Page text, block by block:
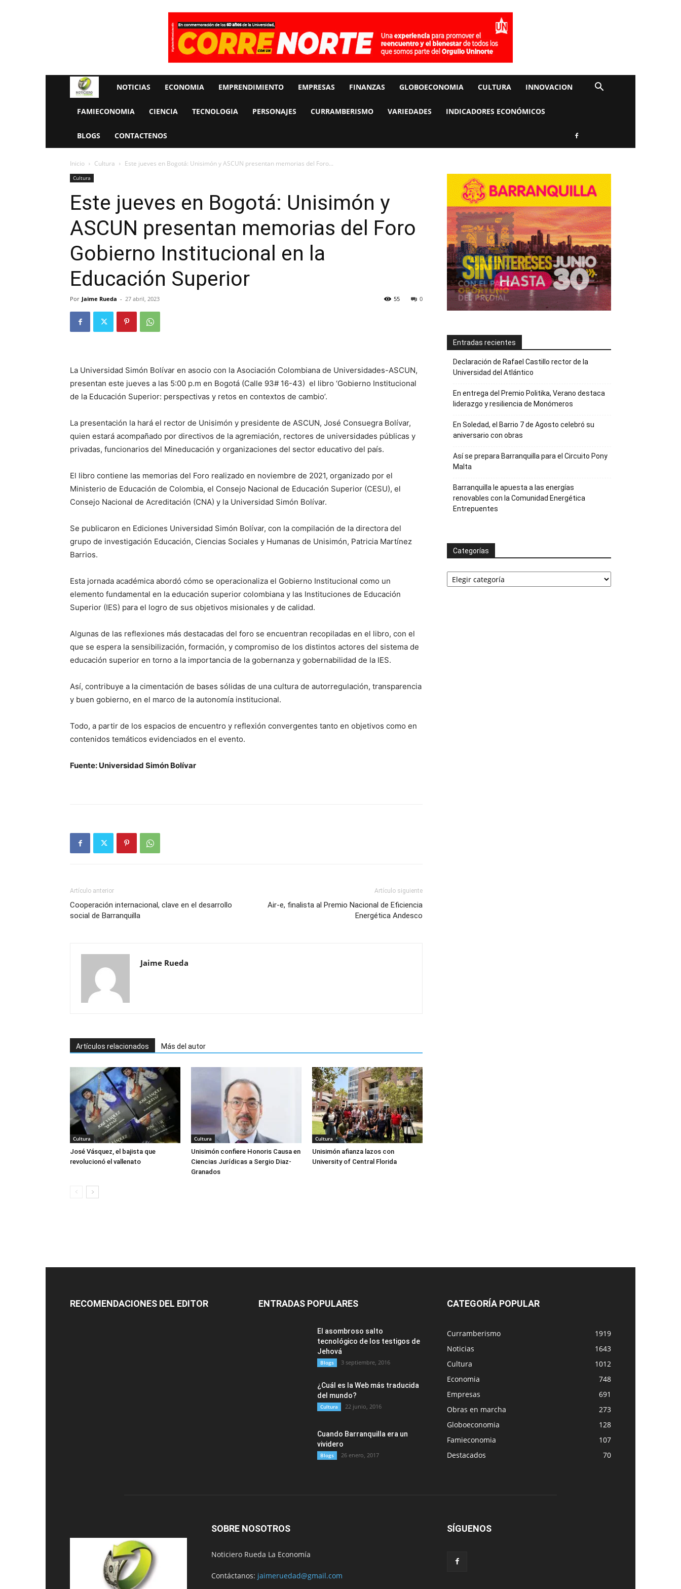
Rueda
La
Economia
NOTICIAS ECONOMIA EMPRENDIMIENTO EMPRESAS FINANZAS GLOBOECONOMIA CULTURA INNOVACION
FAMIECONOMIA CIENCIA TECNOLOGIA PERSONAJES CURRAMBERISMO VARIEDADES INDICADORES ECONÓMICOS
BLOGS CONTACTENOS
Inicio Cultura Este jueves en Bogotá: Unisimón y ASCUN presentan memorias del Foro...
Cultura
Este jueves en Bogotá: Unisimón y
ASCUN presentan memorias del Foro
Gobierno Institucional en la
Educación Superior
Por Jaime Rueda - 27 abril, 2023 0
55
La Universidad Simón Bolívar en asocio con la Asociación Colombiana de Universidades-ASCUN,
presentan este jueves a las 5:00 p.m en Bogotá (Calle 93# 16-43) el libro ‘Gobierno Institucional
de la Educación Superior: perspectivas y retos en contextos de cambio’.
La presentación la hará el rector de Unisimón y presidente de ASCUN, José Consuegra Bolívar,
quien estará acompañado por directivos de la agremiación, rectores de universidades públicas y
privadas, funcionarios del Mineducación y organizaciones del sector educativo del país.
El libro contiene las memorias del Foro realizado en noviembre de 2021, organizado por el
Ministerio de Educación de Colombia, el Consejo Nacional de Educación Superior (CESU), el
Consejo Nacional de Acreditación (CNA) y la Universidad Simón Bolívar.
Se publicaron en Ediciones Universidad Simón Bolívar, con la compilación de la directora del
grupo de investigación Educación, Ciencias Sociales y Humanas de Unisimón, Patricia Martínez
Barrios.
Esta jornada académica abordó cómo se operacionaliza el Gobierno Institucional como un
elemento fundamental en la educación superior colombiana y las Instituciones de Educación
Superior (IES) para el logro de sus objetivos misionales y de calidad.
Algunas de las reflexiones más destacadas del foro se encuentran recopiladas en el libro, con el
que se espera la sensibilización, formación, y compromiso de los distintos actores del sistema de
educación superior en torno a la importancia de la gobernanza y gobernabilidad de la IES.
Así, contribuye a la cimentación de bases sólidas de una cultura de autorregulación, transparencia
y buen gobierno, en el marco de la autonomía institucional.
Todo, a partir de los espacios de encuentro y reflexión convergentes tanto en objetivos como en
contenidos temáticos evidenciados en el evento.
Fuente: Universidad Simón Bolívar
Artículo anterior
Cooperación internacional, clave en el desarrollo
social de Barranquilla
Artículo siguiente
Air-e, finalista al Premio Nacional de Eficiencia
Energética Andesco
Jaime Rueda
Artículos relacionados Más del autor
Cultura
José Vásquez, el bajista que
revolucionó el vallenato
Cultura
Unisimón confiere Honoris Causa en
Ciencias Jurídicas a Sergio Diaz-
Granados
Cultura
Unisimón afianza lazos con
University of Central Florida
Entradas recientes
Declaración de Rafael Castillo rector de la
Universidad del Atlántico
En entrega del Premio Politika, Verano destaca
liderazgo y resiliencia de Monómeros
En Soledad, el Barrio 7 de Agosto celebró su
aniversario con obras
Así se prepara Barranquilla para el Circuito Pony
Malta
Barranquilla le apuesta a las energías
renovables con la Comunidad Energética
Entrepuentes
Categorías
Categorías
RECOMENDACIONES DEL EDITOR ENTRADAS POPULARES
El asombroso salto
tecnológico de los testigos de
Jehová
Blogs 3 septiembre, 2016
¿Cuál es la Web más traducida
del mundo?
Cultura 22 junio, 2016
Cuando Barranquilla era un
vividero
Blogs 26 enero, 2017
CATEGORÍA POPULAR
Curramberismo
1919
Noticias
1643
Cultura
1012
Economia
748
Empresas
691
Obras en marcha
273
Globoeconomia
128
Famieconomia
107
Destacados
70
SOBRE NOSOTROS
Noticiero Rueda La Economía
Contáctanos: jaimeruedad@gmail.com
SÍGUENOS